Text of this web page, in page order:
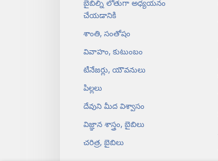
బైబిల్ని లోతుగా అధ్యయనం
చేయడానికి
శాంతి, సంతోషం
వివాహం, కుటుంబం
టీనేజర్లు, యౌవనులు
పిల్లలు
దేవుని మీద విశ్వాసం
విజ్ఞాన శాస్త్రం, బైబిలు
చరిత్ర, బైబిలు